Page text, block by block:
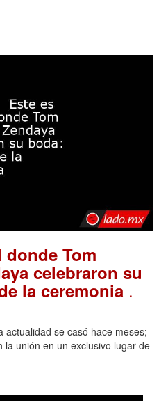
donde Tom
celebraron su
la ceremonia .
actualidad se casó hace meses;
unión en un exclusivo lugar de